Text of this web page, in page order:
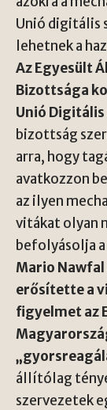
Unió digitális
lehetnek a
Az Egyesült
Bizottsága
Unió
bizottság
arra, hogy
avatkozzon
az ilyen
vitákat olyan
befolyásolja
Mario
erősítette a
figyelmet az
állítólag
szervezetek